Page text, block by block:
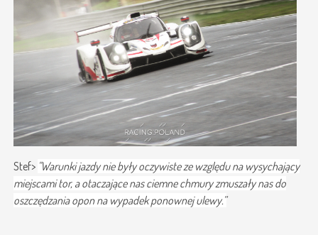
Stef> "Warunki jazdy nie były oczywiste ze względu na wysychający
miejscami tor, a otaczające nas ciemne chmury zmuszały nas do
oszczędzania opon na wypadek ponownej ulewy.”